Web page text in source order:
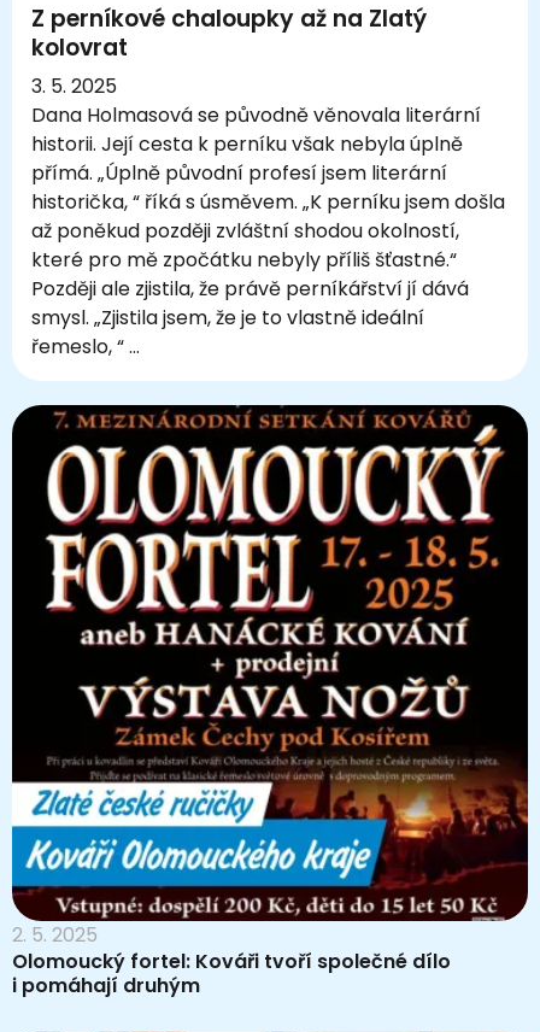
Z perníkové chaloupky až na Zlatý
kolovrat
3. 5. 2025
Dana Holmasová se původně věnovala literární
historii. Její cesta k perníku však nebyla úplně
přímá. „Úplně původní profesí jsem literární
historička, “ říká s úsměvem. „K perníku jsem došla
až poněkud později zvláštní shodou okolností,
které pro mě zpočátku nebyly příliš šťastné.“
Později ale zjistila, že právě perníkářství jí dává
smysl. „Zjistila jsem, že je to vlastně ideální
řemeslo, “ …
2. 5. 2025
Olomoucký fortel: Kováři tvoří společné dílo
i pomáhají druhým